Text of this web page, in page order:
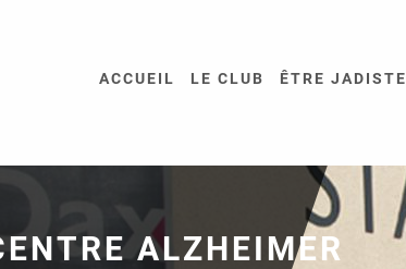
ACCUEIL LE CLUB ÊTRE JADISTE
ALZHEIMER